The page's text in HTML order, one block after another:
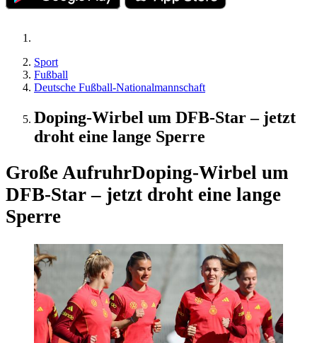
Sport
Fußball
Deutsche Fußball-Nationalmannschaft
Doping-Wirbel um DFB-Star – jetzt
droht eine lange Sperre
Große AufruhrDoping-Wirbel um
DFB-Star – jetzt droht eine lange
Sperre